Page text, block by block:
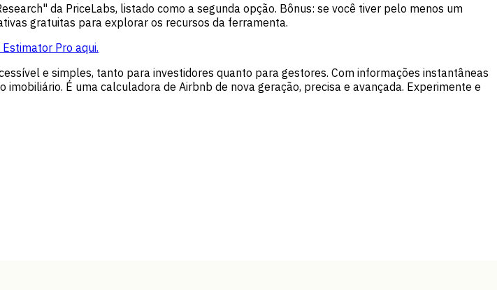
da PriceLabs, listado como a segunda opção. Bônus: se você tiver pelo menos um
gratuitas para explorar os recursos da ferramenta.
Pro aqui.
e simples, tanto para investidores quanto para gestores. Com informações instantâneas
É uma calculadora de Airbnb de nova geração, precisa e avançada. Experimente e